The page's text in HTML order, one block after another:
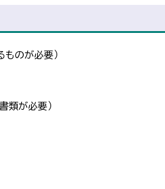
ものが必要）
類が必要）